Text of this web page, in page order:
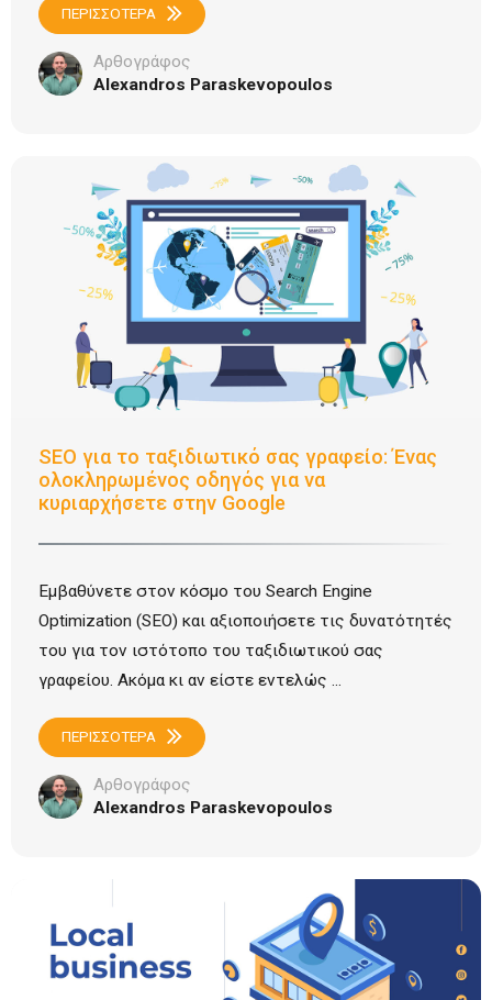
ΠΕΡΙΣΣΟΤΕΡΑ
Αρθογράφος
Alexandros Paraskevopoulos
SEO για το ταξιδιωτικό σας γραφείο: Ένας
ολοκληρωμένος οδηγός για να
κυριαρχήσετε στην Google
Εμβαθύνετε στον κόσμο του Search Engine
Optimization (SEO) και αξιοποιήσετε τις δυνατότητές
του για τον ιστότοπο του ταξιδιωτικού σας
γραφείου. Ακόμα κι αν είστε εντελώς ...
ΠΕΡΙΣΣΟΤΕΡΑ
Αρθογράφος
Alexandros Paraskevopoulos